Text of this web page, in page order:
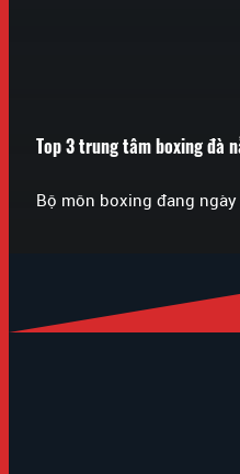
Top 3 trung tâm boxing đà
Bộ môn boxing đang